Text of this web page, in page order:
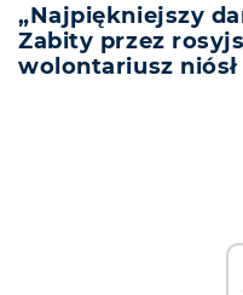
„Najpiękniejszy
Zabity przez
wolontariusz